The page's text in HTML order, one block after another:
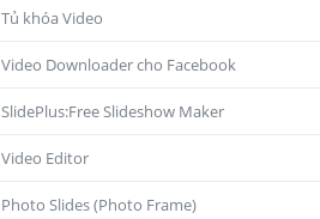
Tủ khóa Video
Video Downloader cho Facebook
SlidePlus:Free Slideshow Maker
Video Editor
Photo Slides (Photo Frame)